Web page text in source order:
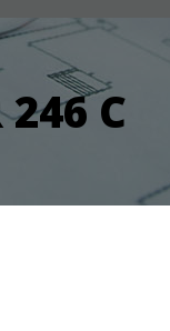
246 C